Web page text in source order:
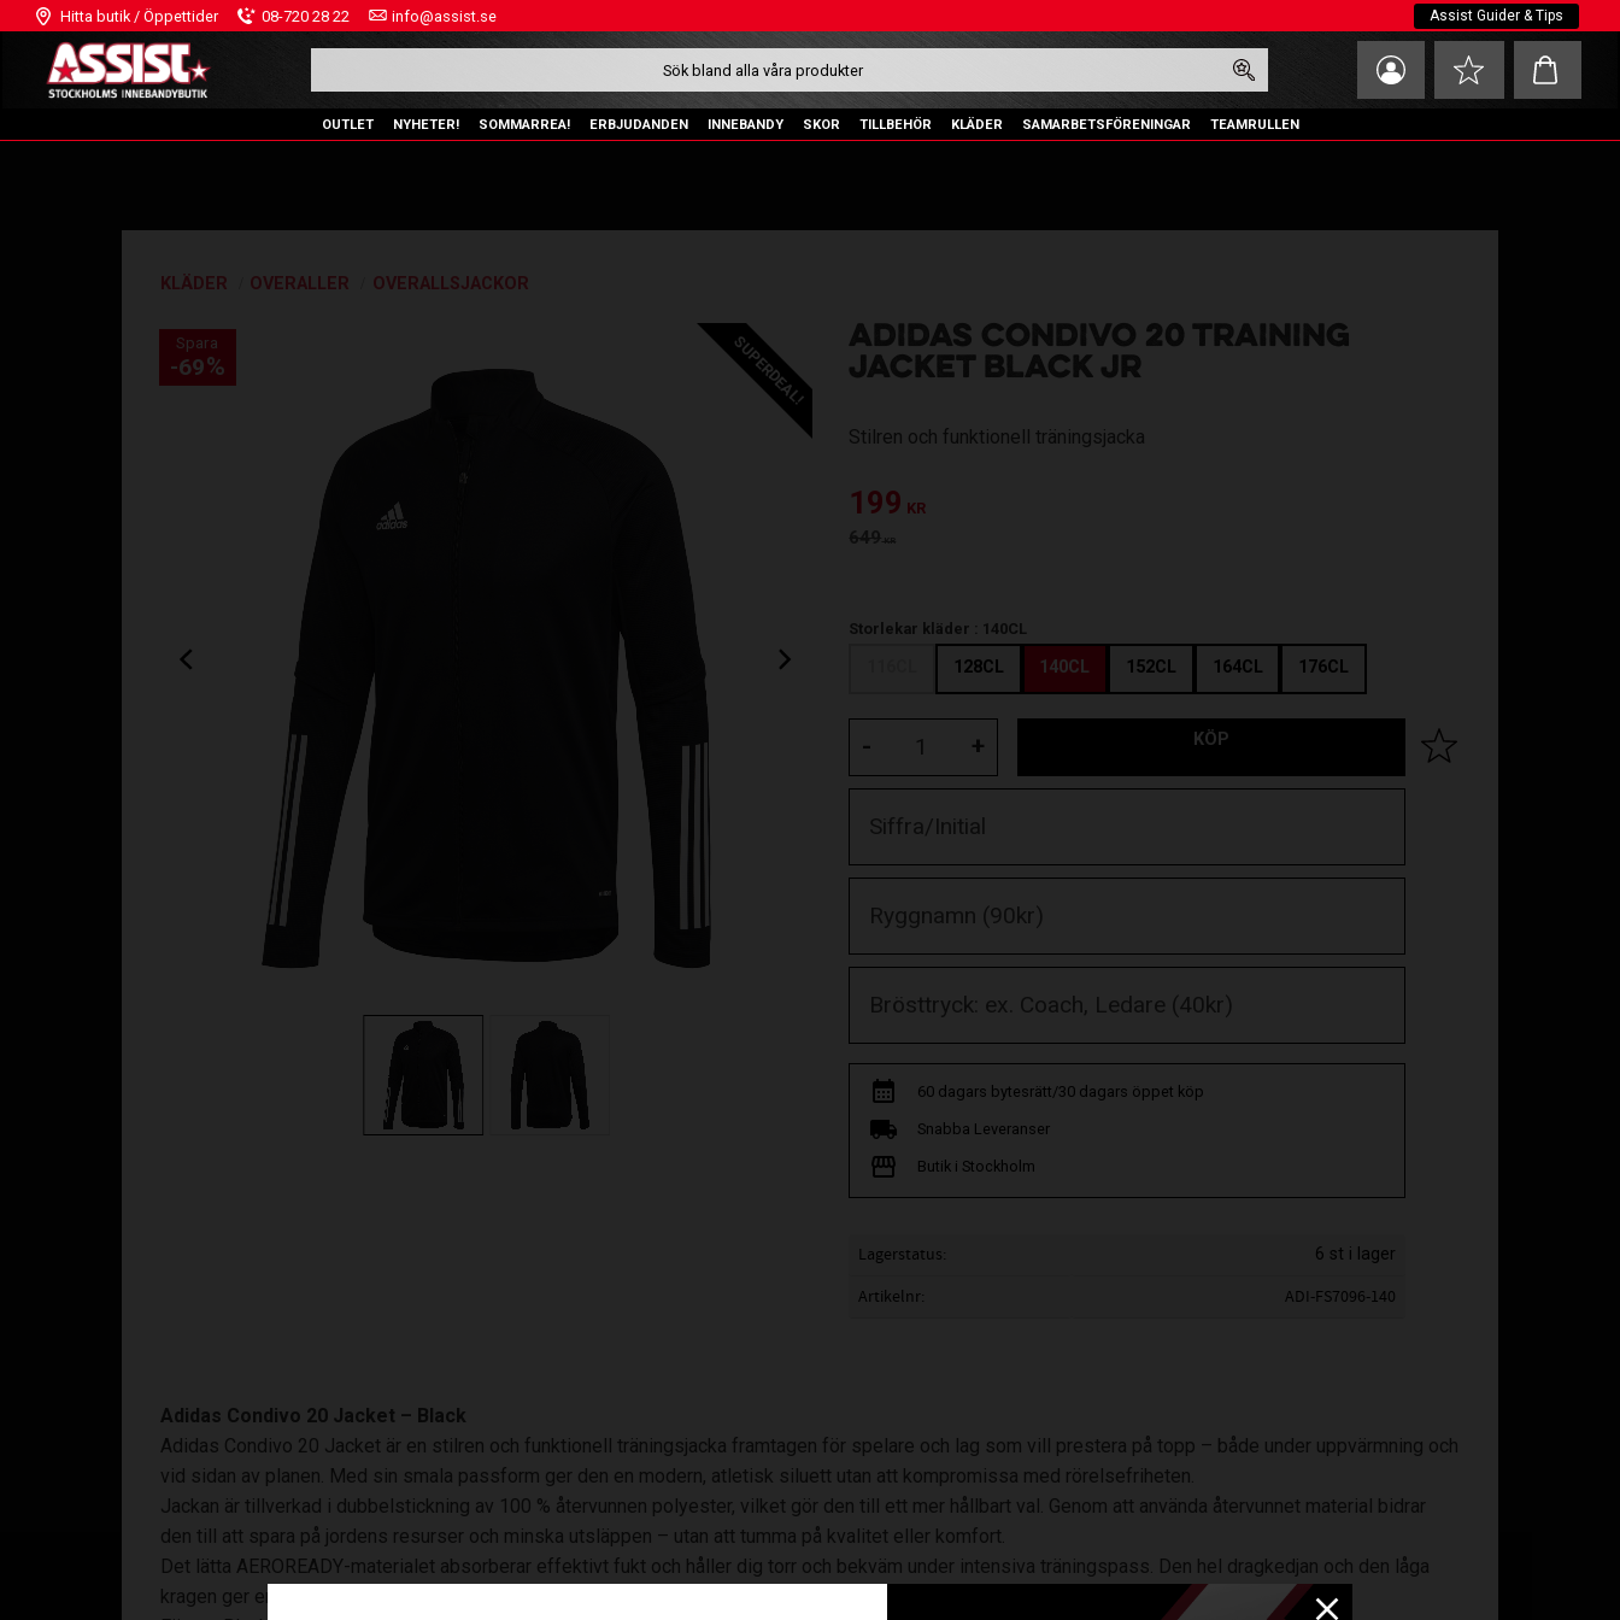
Hitta butik / Öppettider 08-720 28 22 info@assist.se Assist Guider & Tips
Favoriter
Kundvagn
OUTLET NYHETER! SOMMARREA! ERBJUDANDEN INNEBANDY SKOR TILLBEHÖR KLÄDER SAMARBETSFÖRENINGAR TEAMRULLEN
KLÄDER OVERALLER OVERALLSJACKOR
ADIDAS CONDIVO 20 TRAINING
JACKET BLACK JR
Stilren och funktionell träningsjacka
Spara
69% SUPERDEAL!
Nedsatt pris:
199 KR
Ordinarie pris:
649KR
Storlekar kläder : 140CL
128CL 140CL 152CL 164CL 176CL
+
- KÖP Lägg till i favoriter
60 dagars bytesrätt/30 dagars öppet köp
Snabba Leveranser
Butik i Stockholm
Lagerstatus 6 st i lager
Artikelnr ADI-FS7096-140
Adidas Condivo 20 Jacket – Black
Adidas Condivo 20 Jacket är en stilren och funktionell träningsjacka framtagen för spelare och lag som vill prestera på topp – både under uppvärmning och
vid sidan av planen. Med sin smala passform ger den en modern, atletisk siluett utan att kompromissa med rörelsefriheten.
Jackan är tillverkad i dubbelstickning av 100 % återvunnen polyester, vilket gör den till ett mer hållbart val. Genom att använda återvunnet material bidrar
den till att spara på jordens resurser och minska utsläppen – utan att tumma på kvalitet eller komfort.
Det lätta AEROREADY-materialet absorberar effektivt fukt och håller dig torr och bekväm under intensiva träningspass. Den hel dragkedjan och den låga
kragen ger en ren, sportig look, samtidigt som fickor med dragkedja gör det enkelt att förvara småsaker säkert.